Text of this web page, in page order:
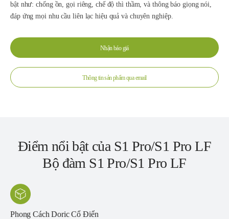
bật như: chống ồn, gọi riêng, chế độ thì thầm, và thông báo giọng nói,
đáp ứng mọi nhu cầu liên lạc hiệu quả và chuyên nghiệp.
Nhận báo giá
Thông tin sản phẩm qua email
Điểm nổi bật của S1 Pro/S1 Pro LF
Bộ đàm S1 Pro/S1 Pro LF
Phong Cách Doric Cổ Điển